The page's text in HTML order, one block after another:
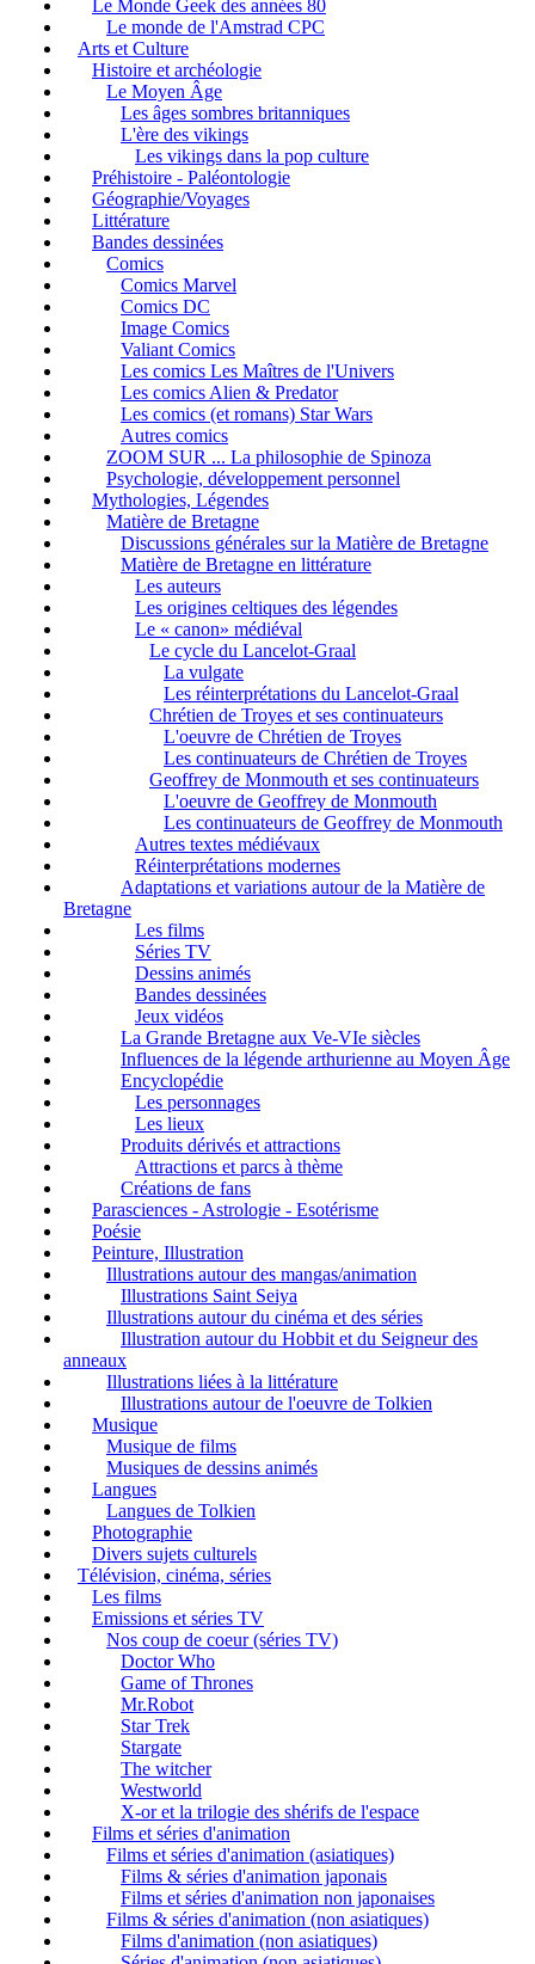
Le Monde Geek des années 80
Le monde de l'Amstrad CPC
Arts et Culture
Histoire et archéologie
Le Moyen Âge
Les âges sombres britanniques
L'ère des vikings
Les vikings dans la pop culture
Préhistoire - Paléontologie
Géographie/Voyages
Littérature
Bandes dessinées
Comics
Comics Marvel
Comics DC
Image Comics
Valiant Comics
Les comics Les Maîtres de l'Univers
Les comics Alien & Predator
Les comics (et romans) Star Wars
Autres comics
ZOOM SUR ... La philosophie de Spinoza
Psychologie, développement personnel
Mythologies, Légendes
Matière de Bretagne
Discussions générales sur la Matière de Bretagne
Matière de Bretagne en littérature
Les auteurs
Les origines celtiques des légendes
Le « canon» médiéval
Le cycle du Lancelot-Graal
La vulgate
Les réinterprétations du Lancelot-Graal
Chrétien de Troyes et ses continuateurs
L'oeuvre de Chrétien de Troyes
Les continuateurs de Chrétien de Troyes
Geoffrey de Monmouth et ses continuateurs
L'oeuvre de Geoffrey de Monmouth
Les continuateurs de Geoffrey de Monmouth
Autres textes médiévaux
Réinterprétations modernes
Adaptations et variations autour de la Matière de
Bretagne
Les films
Séries TV
Dessins animés
Bandes dessinées
Jeux vidéos
La Grande Bretagne aux Ve-VIe siècles
Influences de la légende arthurienne au Moyen Âge
Encyclopédie
Les personnages
Les lieux
Produits dérivés et attractions
Attractions et parcs à thème
Créations de fans
Parasciences - Astrologie - Esotérisme
Poésie
Peinture, Illustration
Illustrations autour des mangas/animation
Illustrations Saint Seiya
Illustrations autour du cinéma et des séries
Illustration autour du Hobbit et du Seigneur des
anneaux
Illustrations liées à la littérature
Illustrations autour de l'oeuvre de Tolkien
Musique
Musique de films
Musiques de dessins animés
Langues
Langues de Tolkien
Photographie
Divers sujets culturels
Télévision, cinéma, séries
Les films
Emissions et séries TV
Nos coup de coeur (séries TV)
Doctor Who
Game of Thrones
Mr.Robot
Star Trek
Stargate
The witcher
Westworld
X-or et la trilogie des shérifs de l'espace
Films et séries d'animation
Films et séries d'animation (asiatiques)
Films & séries d'animation japonais
Films et séries d'animation non japonaises
Films & séries d'animation (non asiatiques)
Films d'animation (non asiatiques)